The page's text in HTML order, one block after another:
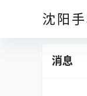
沈阳
消息